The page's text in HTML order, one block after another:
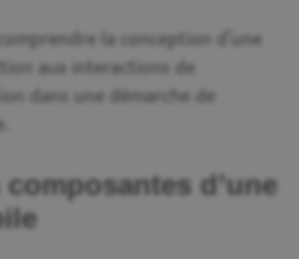
la conception d’une
aux interactions de
dans une démarche de
d’une